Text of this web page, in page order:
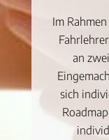
Im
an
sich